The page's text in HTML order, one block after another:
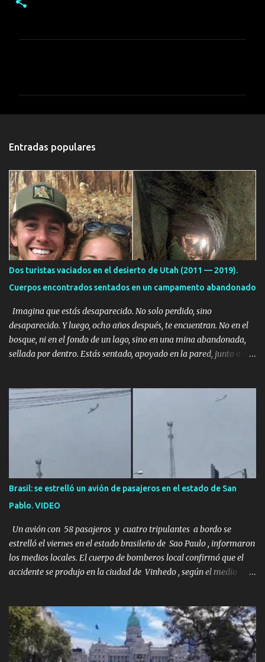
t
r
i
o
s
Entradas populares
Dos turistas vaciados en el desierto de Utah (2011 — 2019).
Cuerpos encontrados sentados en un campamento abandonado
Imagina que estás desaparecido. No solo perdido, sino
desaparecido. Y luego, ocho años después, te encuentran. No en el
bosque, ni en el fondo de un lago, sino en una mina abandonada,
sellada por dentro. Estás sentado, apoyado en la pared, junto a tu
una historia de monstruos de película. Esta es la historia real de
Sarah y Andrew. Es la historia de cómo un viaje de tres días al
desierto se convirtió en un misterio de ocho años, cuya respuesta
resultó ser más aterradora de lo que nadie podría haber
una pareja normal de Colorado. Ella tenía 26 años. Él, 28. No eran
aficionados a los deportes extremos ni expertos en supervivencia.
Eran simplemente dos personas que se amaban y querían pasar
un fin de semana lejos de la ciudad. Su plan era de lo más sencillo.
Tomar su viejo pero confiable auto, con...
Brasil: se estrelló un avión de pasajeros en el estado de San
Pablo. VIDEO
Un avión con 58 pasajeros y cuatro tripulantes a bordo se
estrelló el viernes en el estado brasileño de Sao Paulo , informaron
los medios locales. El cuerpo de bomberos local confirmó que el
accidente se produjo en la ciudad de Vinhedo , según el medio
una gran zona en llamas y humo saliendo de un aparente fuselaje
del avión. Otras imágenes de GloboNews mostraban un avión que
descendía verticalmente en espiral mientras que un usuario
compartió las llamas y la densa humareda negra que salían de la